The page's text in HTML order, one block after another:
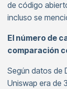
de código
incluso se
El número de
comparación
Según datos de
Uniswap era de